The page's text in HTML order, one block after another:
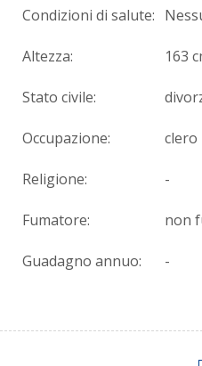
Condizioni di salute:
Altezza: 163
Stato civile:
Occupazione: clero
Religione: -
Fumatore: non
Guadagno annuo: -